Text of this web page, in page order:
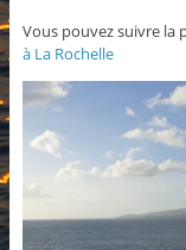
Vous pouvez suivre la
à La Rochelle